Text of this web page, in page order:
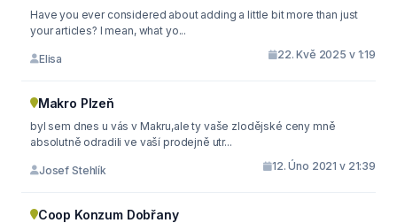
Have you ever considered about adding a little bit more than just
your articles? I mean, what yo...
Elisa 22. Kvě 2025 v 1:19
Makro Plzeň
byl sem dnes u vás v Makru,ale ty vaše zlodějské ceny mně
absolutně odradili ve vaší prodejně utr...
Josef Stehlík 12. Úno 2021 v 21:39
Coop Konzum Dobřany